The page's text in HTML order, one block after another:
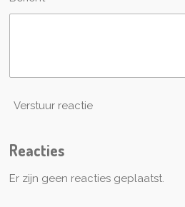
Verstuur reactie
Reacties
Er zijn geen reacties geplaatst.